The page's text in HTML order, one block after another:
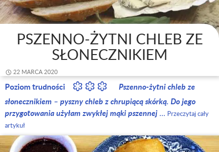
PSZENNO-ŻYTNI CHLEB ZE
SŁONECZNIKIEM
22 MARCA 2020
Poziom trudności
Pszenno-żytni chleb ze
słonecznikiem – pyszny chleb z chrupiącą skórką. Do jego
przygotowania użyłam zwykłej mąki pszennej … Przeczytaj cały
artykuł